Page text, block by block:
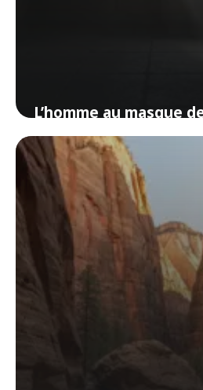
L’homme au masque
prisonnier dont
voir le visage
5 juin 2026